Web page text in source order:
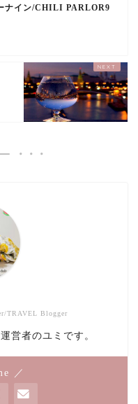
ナイン/CHILI PARLOR9
TRAVEL Blogger
営者のユミです。
／